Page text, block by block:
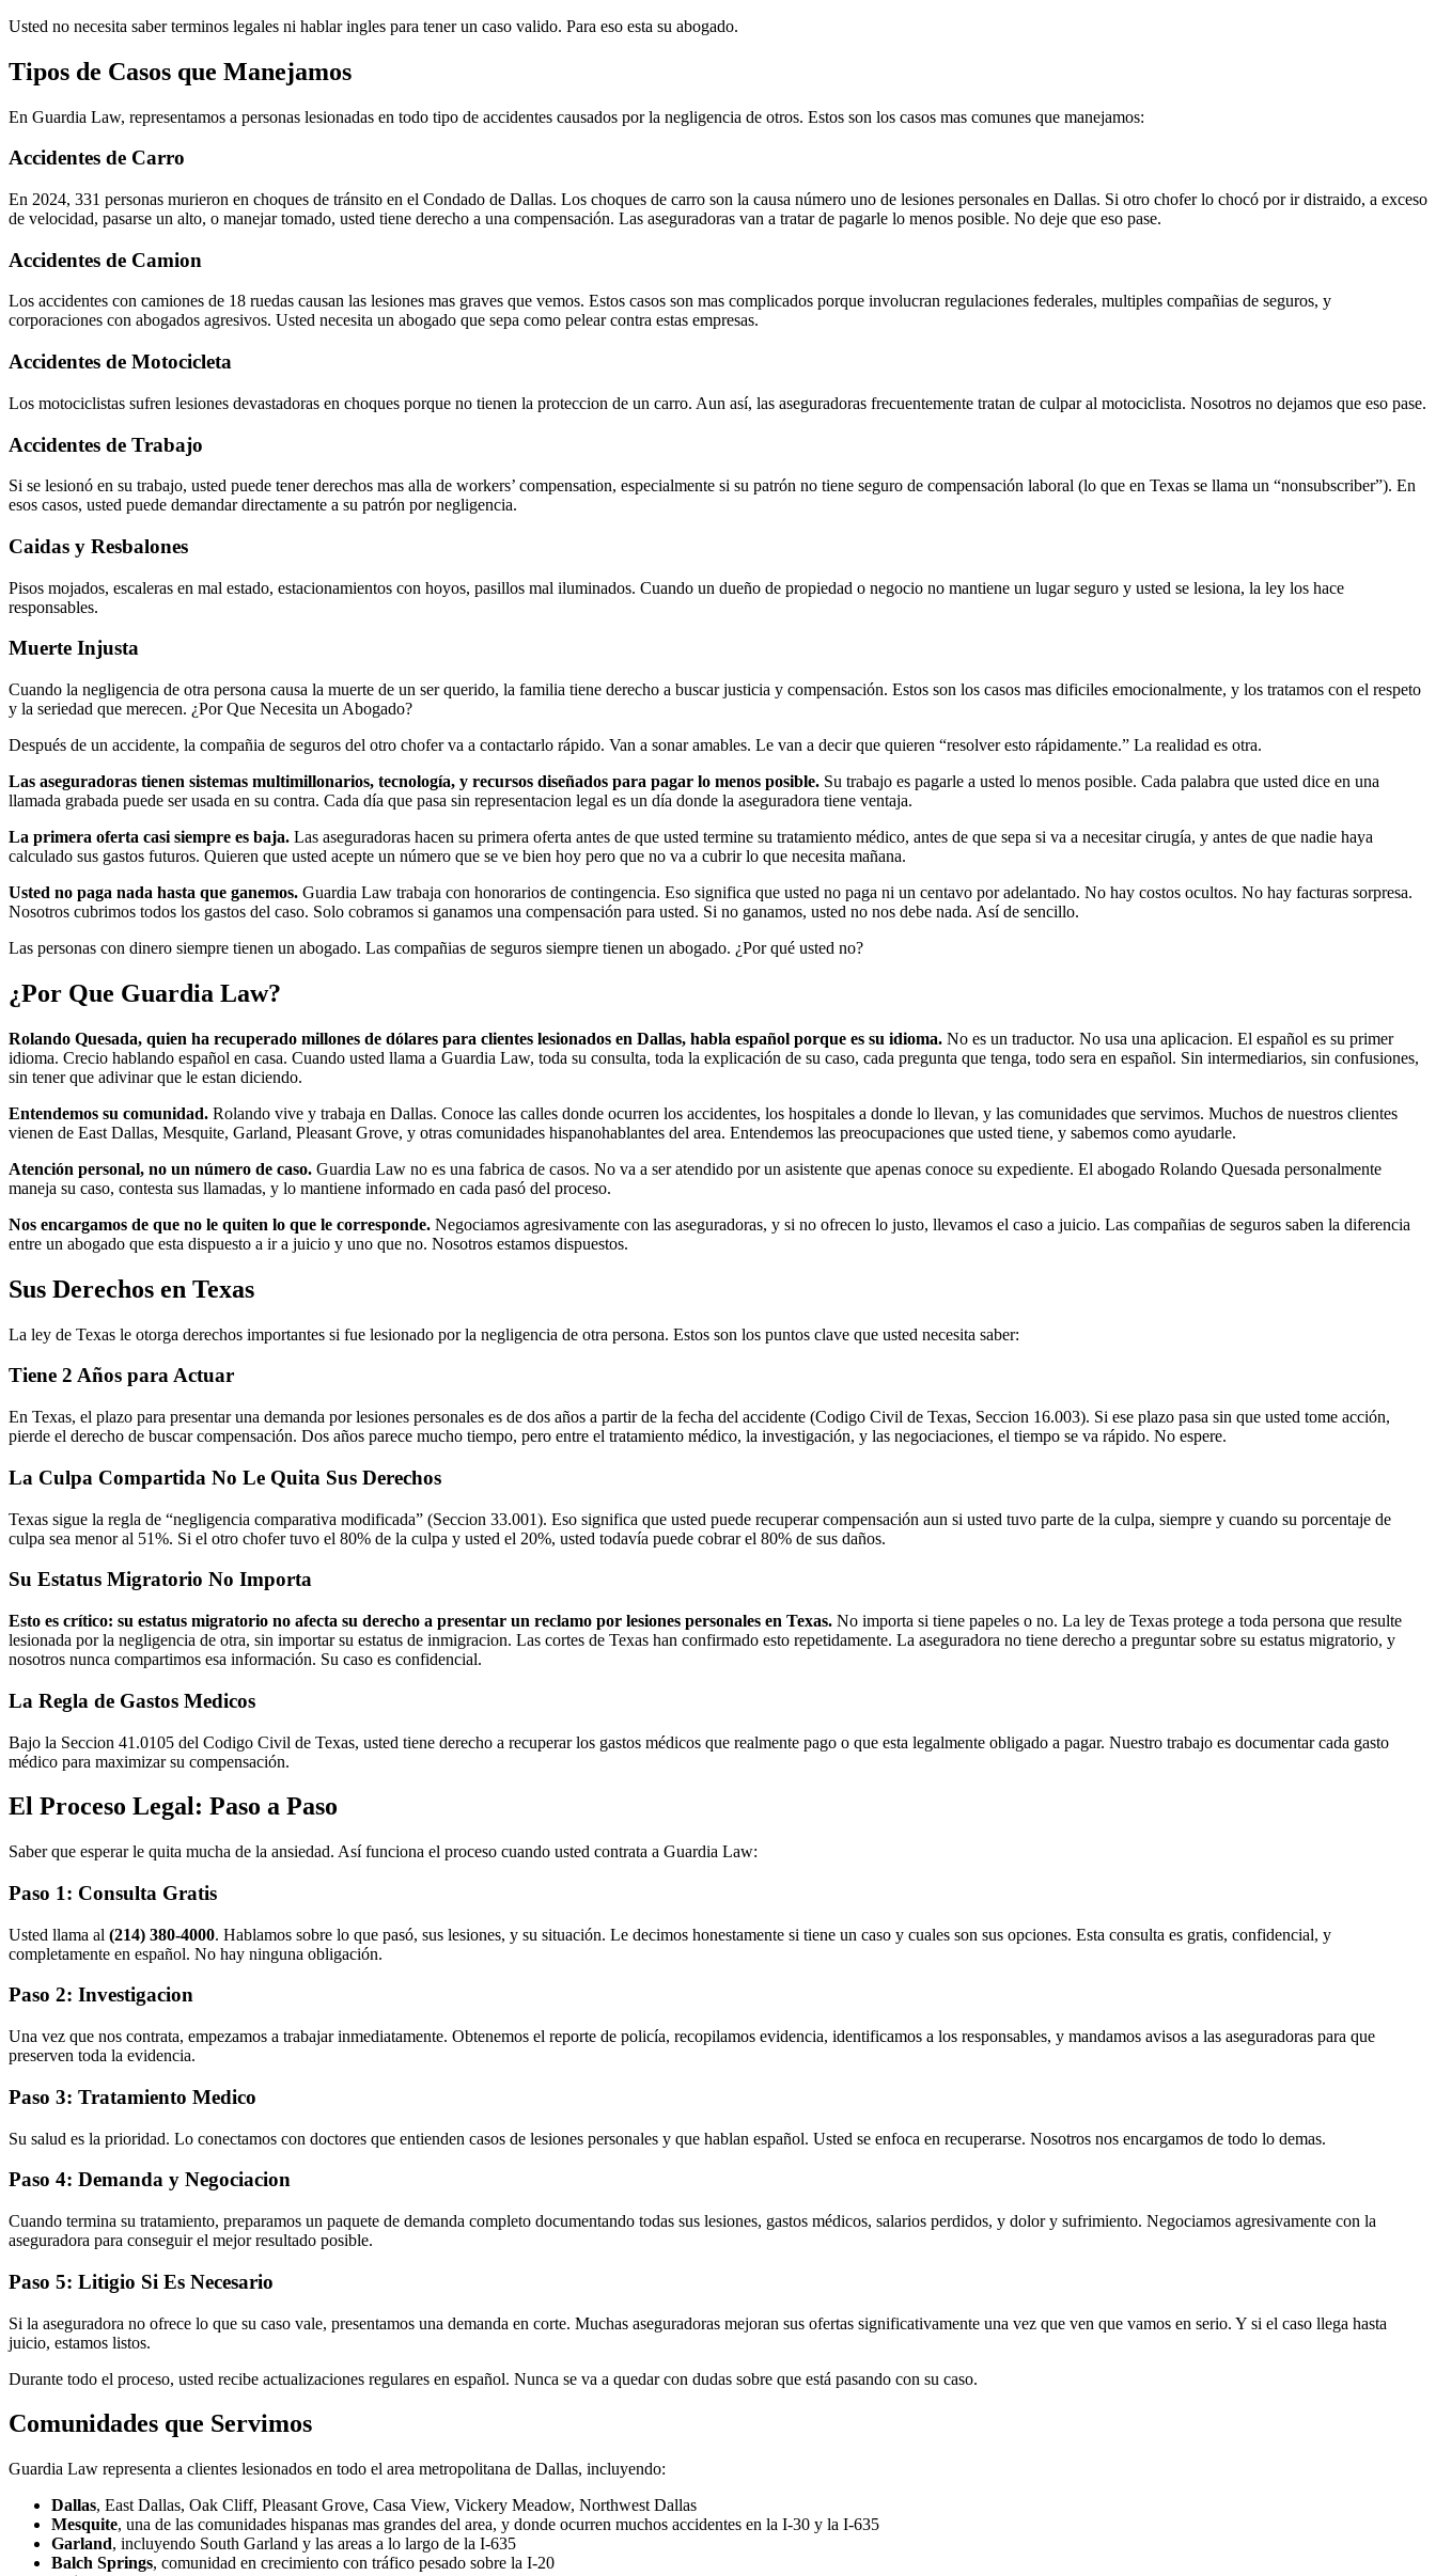
Usted no necesita saber terminos legales ni hablar ingles para tener un caso valido. Para eso esta su abogado.
Tipos de Casos que Manejamos
En Guardia Law, representamos a personas lesionadas en todo tipo de accidentes causados por la negligencia de otros. Estos son los casos mas comunes que manejamos:
Accidentes de Carro
En 2024, 331 personas murieron en choques de tránsito en el Condado de Dallas. Los choques de carro son la causa número uno de lesiones personales en Dallas. Si otro chofer lo chocó por ir distraido, a exceso
de velocidad, pasarse un alto, o manejar tomado, usted tiene derecho a una compensación. Las aseguradoras van a tratar de pagarle lo menos posible. No deje que eso pase.
Accidentes de Camion
Los accidentes con camiones de 18 ruedas causan las lesiones mas graves que vemos. Estos casos son mas complicados porque involucran regulaciones federales, multiples compañias de seguros, y
corporaciones con abogados agresivos. Usted necesita un abogado que sepa como pelear contra estas empresas.
Accidentes de Motocicleta
Los motociclistas sufren lesiones devastadoras en choques porque no tienen la proteccion de un carro. Aun así, las aseguradoras frecuentemente tratan de culpar al motociclista. Nosotros no dejamos que eso pase.
Accidentes de Trabajo
Si se lesionó en su trabajo, usted puede tener derechos mas alla de workers’ compensation, especialmente si su patrón no tiene seguro de compensación laboral (lo que en Texas se llama un “nonsubscriber”). En
esos casos, usted puede demandar directamente a su patrón por negligencia.
Caidas y Resbalones
Pisos mojados, escaleras en mal estado, estacionamientos con hoyos, pasillos mal iluminados. Cuando un dueño de propiedad o negocio no mantiene un lugar seguro y usted se lesiona, la ley los hace
responsables.
Muerte Injusta
Cuando la negligencia de otra persona causa la muerte de un ser querido, la familia tiene derecho a buscar justicia y compensación. Estos son los casos mas dificiles emocionalmente, y los tratamos con el respeto
y la seriedad que merecen. ¿Por Que Necesita un Abogado?
Después de un accidente, la compañia de seguros del otro chofer va a contactarlo rápido. Van a sonar amables. Le van a decir que quieren “resolver esto rápidamente.” La realidad es otra.
Las aseguradoras tienen sistemas multimillonarios, tecnología, y recursos diseñados para pagar lo menos posible. Su trabajo es pagarle a usted lo menos posible. Cada palabra que usted dice en una
llamada grabada puede ser usada en su contra. Cada día que pasa sin representacion legal es un día donde la aseguradora tiene ventaja.
La primera oferta casi siempre es baja. Las aseguradoras hacen su primera oferta antes de que usted termine su tratamiento médico, antes de que sepa si va a necesitar cirugía, y antes de que nadie haya
calculado sus gastos futuros. Quieren que usted acepte un número que se ve bien hoy pero que no va a cubrir lo que necesita mañana.
Usted no paga nada hasta que ganemos. Guardia Law trabaja con honorarios de contingencia. Eso significa que usted no paga ni un centavo por adelantado. No hay costos ocultos. No hay facturas sorpresa.
Nosotros cubrimos todos los gastos del caso. Solo cobramos si ganamos una compensación para usted. Si no ganamos, usted no nos debe nada. Así de sencillo.
Las personas con dinero siempre tienen un abogado. Las compañias de seguros siempre tienen un abogado. ¿Por qué usted no?
¿Por Que Guardia Law?
Rolando Quesada, quien ha recuperado millones de dólares para clientes lesionados en Dallas, habla español porque es su idioma. No es un traductor. No usa una aplicacion. El español es su primer
idioma. Crecio hablando español en casa. Cuando usted llama a Guardia Law, toda su consulta, toda la explicación de su caso, cada pregunta que tenga, todo sera en español. Sin intermediarios, sin confusiones,
sin tener que adivinar que le estan diciendo.
Entendemos su comunidad. Rolando vive y trabaja en Dallas. Conoce las calles donde ocurren los accidentes, los hospitales a donde lo llevan, y las comunidades que servimos. Muchos de nuestros clientes
vienen de East Dallas, Mesquite, Garland, Pleasant Grove, y otras comunidades hispanohablantes del area. Entendemos las preocupaciones que usted tiene, y sabemos como ayudarle.
Atención personal, no un número de caso. Guardia Law no es una fabrica de casos. No va a ser atendido por un asistente que apenas conoce su expediente. El abogado Rolando Quesada personalmente
maneja su caso, contesta sus llamadas, y lo mantiene informado en cada pasó del proceso.
Nos encargamos de que no le quiten lo que le corresponde. Negociamos agresivamente con las aseguradoras, y si no ofrecen lo justo, llevamos el caso a juicio. Las compañias de seguros saben la diferencia
entre un abogado que esta dispuesto a ir a juicio y uno que no. Nosotros estamos dispuestos.
Sus Derechos en Texas
La ley de Texas le otorga derechos importantes si fue lesionado por la negligencia de otra persona. Estos son los puntos clave que usted necesita saber:
Tiene 2 Años para Actuar
En Texas, el plazo para presentar una demanda por lesiones personales es de dos años a partir de la fecha del accidente (Codigo Civil de Texas, Seccion 16.003). Si ese plazo pasa sin que usted tome acción,
pierde el derecho de buscar compensación. Dos años parece mucho tiempo, pero entre el tratamiento médico, la investigación, y las negociaciones, el tiempo se va rápido. No espere.
La Culpa Compartida No Le Quita Sus Derechos
Texas sigue la regla de “negligencia comparativa modificada” (Seccion 33.001). Eso significa que usted puede recuperar compensación aun si usted tuvo parte de la culpa, siempre y cuando su porcentaje de
culpa sea menor al 51%. Si el otro chofer tuvo el 80% de la culpa y usted el 20%, usted todavía puede cobrar el 80% de sus daños.
Su Estatus Migratorio No Importa
Esto es crítico: su estatus migratorio no afecta su derecho a presentar un reclamo por lesiones personales en Texas. No importa si tiene papeles o no. La ley de Texas protege a toda persona que resulte
lesionada por la negligencia de otra, sin importar su estatus de inmigracion. Las cortes de Texas han confirmado esto repetidamente. La aseguradora no tiene derecho a preguntar sobre su estatus migratorio, y
nosotros nunca compartimos esa información. Su caso es confidencial.
La Regla de Gastos Medicos
Bajo la Seccion 41.0105 del Codigo Civil de Texas, usted tiene derecho a recuperar los gastos médicos que realmente pago o que esta legalmente obligado a pagar. Nuestro trabajo es documentar cada gasto
médico para maximizar su compensación.
El Proceso Legal: Paso a Paso
Saber que esperar le quita mucha de la ansiedad. Así funciona el proceso cuando usted contrata a Guardia Law:
Paso 1: Consulta Gratis
Usted llama al (214) 380-4000. Hablamos sobre lo que pasó, sus lesiones, y su situación. Le decimos honestamente si tiene un caso y cuales son sus opciones. Esta consulta es gratis, confidencial, y
completamente en español. No hay ninguna obligación.
Paso 2: Investigacion
Una vez que nos contrata, empezamos a trabajar inmediatamente. Obtenemos el reporte de policía, recopilamos evidencia, identificamos a los responsables, y mandamos avisos a las aseguradoras para que
preserven toda la evidencia.
Paso 3: Tratamiento Medico
Su salud es la prioridad. Lo conectamos con doctores que entienden casos de lesiones personales y que hablan español. Usted se enfoca en recuperarse. Nosotros nos encargamos de todo lo demas.
Paso 4: Demanda y Negociacion
Cuando termina su tratamiento, preparamos un paquete de demanda completo documentando todas sus lesiones, gastos médicos, salarios perdidos, y dolor y sufrimiento. Negociamos agresivamente con la
aseguradora para conseguir el mejor resultado posible.
Paso 5: Litigio Si Es Necesario
Si la aseguradora no ofrece lo que su caso vale, presentamos una demanda en corte. Muchas aseguradoras mejoran sus ofertas significativamente una vez que ven que vamos en serio. Y si el caso llega hasta
juicio, estamos listos.
Durante todo el proceso, usted recibe actualizaciones regulares en español. Nunca se va a quedar con dudas sobre que está pasando con su caso.
Comunidades que Servimos
Guardia Law representa a clientes lesionados en todo el area metropolitana de Dallas, incluyendo:
Dallas, East Dallas, Oak Cliff, Pleasant Grove, Casa View, Vickery Meadow, Northwest Dallas
Mesquite, una de las comunidades hispanas mas grandes del area, y donde ocurren muchos accidentes en la I-30 y la I-635
Garland, incluyendo South Garland y las areas a lo largo de la I-635
Balch Springs, comunidad en crecimiento con tráfico pesado sobre la I-20